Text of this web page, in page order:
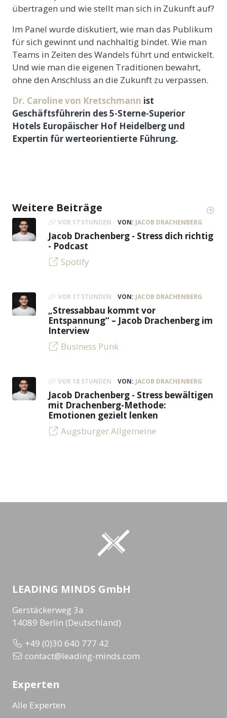
übertragen und wie stellt man sich in Zukunft auf?
Im Panel wurde diskutiert, wie man das Publikum
für sich gewinnt und nachhaltig bindet. Wie man
Teams in Zeiten des Wandels führt und entwickelt.
Und wie man die eigenen Traditionen bewahrt,
ohne den Anschluss an die Zukunft zu verpassen.
Dr. Caroline von Kretschmann ist
Geschäftsführerin des 5-Sterne-Superior
Hotels Europäischer Hof Heidelberg und
Expertin für werteorientierte Führung.
Weitere Beiträge
VOR 17 STUNDEN VON: JACOB DRACHENBERG
Jacob Drachenberg - Stress dich richtig
- Podcast
Spotify
VOR 17 STUNDEN VON: JACOB DRACHENBERG
„Stressabbau kommt vor
Entspannung“ – Jacob Drachenberg im
Interview
Business Punk
VOR 18 STUNDEN VON: JACOB DRACHENBERG
Jacob Drachenberg - Stress bewältigen
mit Drachenberg-Methode:
Emotionen gezielt lenken
Augsburger Allgemeine
LEADING MINDS GmbH
Gerstäckerweg 3a
14089 Berlin (Deutschland)
+49 (0)30 640 777 42
contact@leading-minds.com
Experten
Alle Experten